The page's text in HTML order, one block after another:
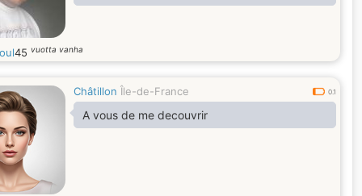
45 vuotta vanha
Châtillon Île-de-France 0.1
A vous de me decouvrir